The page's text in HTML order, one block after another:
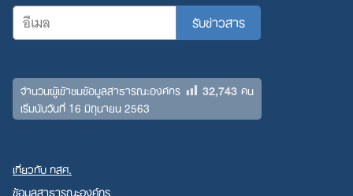
จำนวนผู้เข้าชมข้อมูลสาธารณะองค์กร 32,743คน
เริ่มนับวันที่ 16 มิถุนายน 2563
เกี่ยวกับ กสศ.
ข้อมูลสาธารณะองค์กร